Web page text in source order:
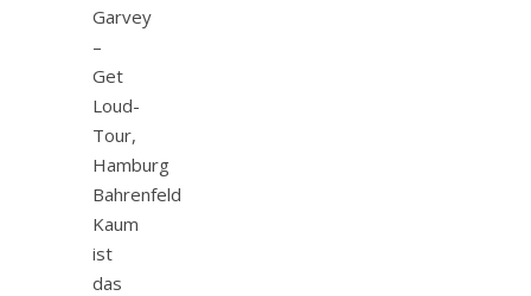
Garvey
–
Get
Loud-
Tour,
Hamburg
Bahrenfeld
Kaum
ist
das